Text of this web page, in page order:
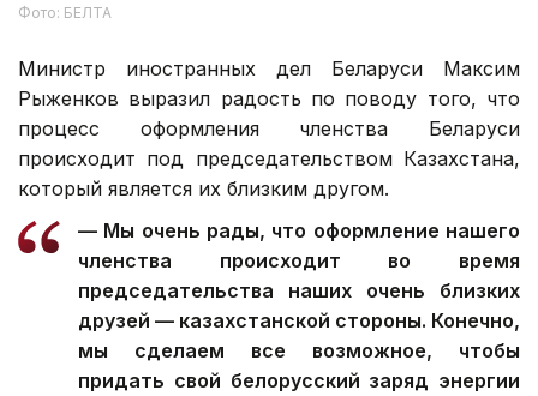
Фото: БЕЛТА
Министр иностранных дел Беларуси Максим
Рыженков выразил радость по поводу того, что
процесс оформления членства Беларуси
происходит под председательством Казахстана,
который является их близким другом.
— Мы очень рады, что оформление нашего
членства происходит во время
председательства наших очень близких
друзей — казахстанской стороны. Конечно,
мы сделаем все возможное, чтобы
придать свой белорусский заряд энергии